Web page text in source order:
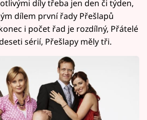
díly třeba jen den či týden,
dílem první řady Přešlapů
i počet řad je rozdílný, Přátelé
sérií, Přešlapy měly tři.